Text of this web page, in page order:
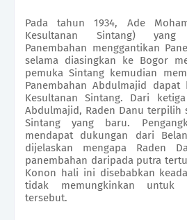
Pada tahun 1934, Ade
Kesultanan Sintang)
Panembahan menggantikan
selama diasingkan ke Bogor
pemuka Sintang kemudian
Panembahan Abdulmajid dapat
Kesultanan Sintang. Dari
Abdulmajid, Raden Danu terpilih
Sintang yang baru.
mendapat dukungan dari
dijelaskan mengapa Raden
panembahan daripada putra
Konon hali ini disebabkan
tidak memungkinkan untuk
tersebut.